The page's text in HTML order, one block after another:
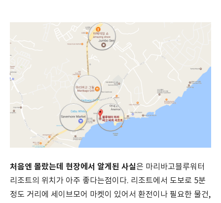
처음엔 몰랐는데 현장에서 알게된 사실은 마리바고블루워터
리조트의 위치가 아주 좋다는점이다. 리조트에서 도보로 5분
정도 거리에 세이브모어 마켓이 있어서 환전이나 필요한 물건,